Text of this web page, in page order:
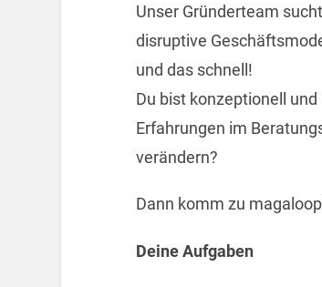
Unser Gründerteam
disruptive
und das schnell!
​Du bist konzeptionell
Erfahrungen im
verändern?
Dann komm zu
Deine Aufgaben